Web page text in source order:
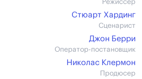
Режиссер
Стюарт Хардинг
Сценарист
Джон Берри
Оператор-постановщик
Николас Клермон
Продюсер